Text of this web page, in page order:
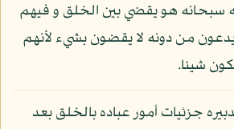
سبحانه هو يقضي بين الخلق و فيهم
يدعون من دونه لا يقضون بشيء لأنهم
شيئا.
جزئيات أمور عباده بالخلق بعد